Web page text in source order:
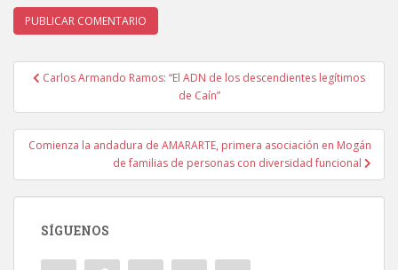
Navegación de entradas
Carlos Armando Ramos: “El ADN de los descendientes legítimos
de Caín”
Comienza la andadura de AMARARTE, primera asociación en Mogán
de familias de personas con diversidad funcional
SÍGUENOS